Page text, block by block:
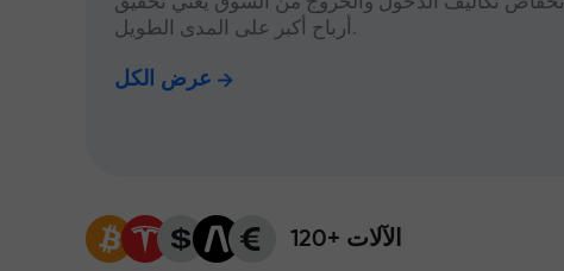
أرباح أكبر على المدى الطويل.
عرض الكل
120+ الآلات